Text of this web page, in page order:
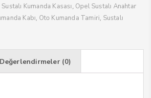
Kumanda Kasası, Opel Sustalı Anahtar
Kabı, Oto Kumanda Tamiri, Sustalı
Değerlendirmeler (0)